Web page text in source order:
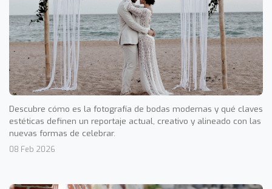
Descubre cómo es la fotografía de bodas modernas y qué claves
estéticas definen un reportaje actual, creativo y alineado con las
nuevas formas de celebrar.
08 Feb 2026